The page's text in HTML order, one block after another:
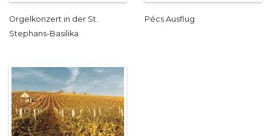
Orgelkonzert in der St.
Stephans-Basilika
Pécs Ausflug